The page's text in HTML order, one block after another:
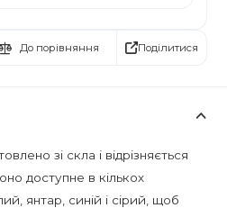
До порівняння Поділитися
зі скла і відрізняється
доступне в кількох
янтар, синій і сірий, щоб